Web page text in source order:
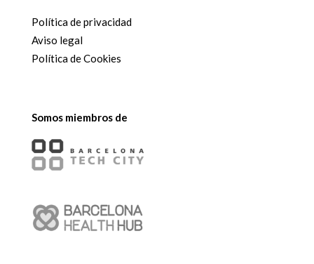
Política de privacidad
Aviso legal
Política de Cookies
Somos miembros de